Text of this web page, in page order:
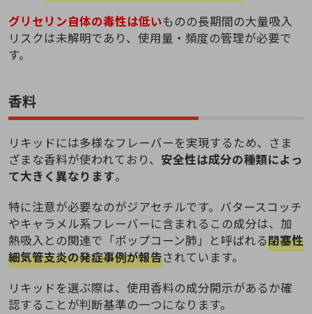
グリセリン自体の毒性は低いものの長期間の大量吸入
リスクは未解明であり、使用量・頻度の管理が必要で
す。
香料
リキッドには多様なフレーバーを実現するため、さま
ざまな香料が使われており、 安全性は成分の種類によっ
て大きく異なります。
特に注意が必要なのがジアセチルです。バタースコッチ
やキャラメル系フレーバーに含まれるこの成分は、加
熱吸入との関連で「ポップコーン肺」と呼ばれる閉塞性
細気管支炎の発症事例が報告されています。
リキッドを選ぶ際は、使用香料の成分開示があるか確
認することが判断基準の一つになります。